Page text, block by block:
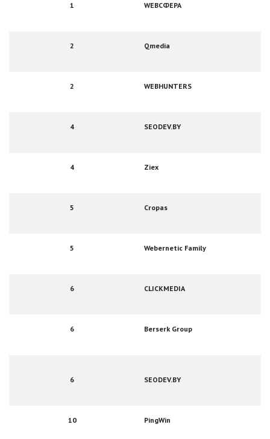
1 WEBСФЕРА
2 Qmedia
2 WEBHUNTERS
4 SEODEV.BY
4 Ziex
5 Cropas
5 Webernetic Family
6 CLICKMEDIA
6 Berserk Group
6 SEODEV.BY
10 PingWin